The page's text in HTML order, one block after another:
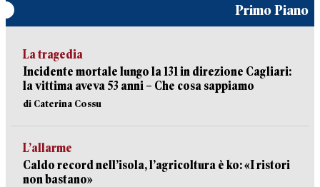
Primo Piano
La tragedia
Incidente mortale lungo la 131 in direzione Cagliari:
la vittima aveva 53 anni – Che cosa sappiamo
di Caterina Cossu
L’allarme
Caldo record nell’isola, l’agricoltura è ko: «I ristori
non bastano»